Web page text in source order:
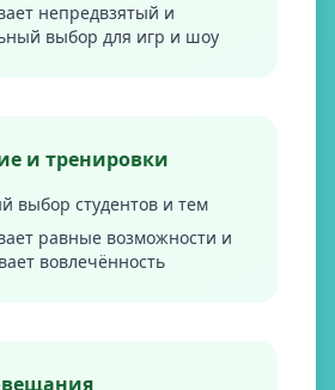
непредвзятый и
выбор для игр и шоу
и тренировки
выбор студентов и тем
равные возможности и
вовлечённость